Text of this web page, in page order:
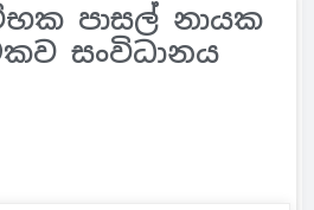
පාසල් නායක
සංවිධානය